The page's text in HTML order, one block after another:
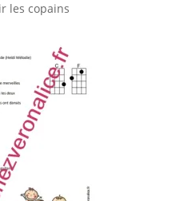
les copains